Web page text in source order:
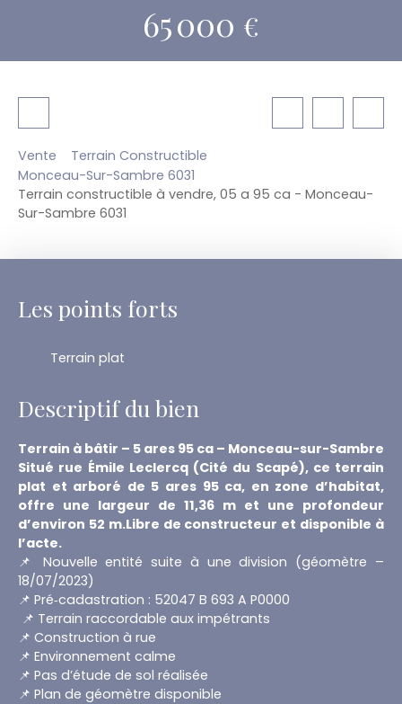
65 000 €
Vente
Terrain Constructible
Monceau-Sur-Sambre 6031
Terrain constructible à vendre, 05 a 95 ca - Monceau-
Sur-Sambre 6031
Les points forts
Terrain plat
Descriptif du bien
Terrain à bâtir – 5 ares 95 ca – Monceau-sur-Sambre
Situé rue Émile Leclercq (Cité du Scapé), ce terrain
plat et arboré de 5 ares 95 ca, en zone d’habitat,
offre une largeur de 11,36 m et une profondeur
d’environ 52 m.Libre de constructeur et disponible à
l’acte.
📌 Nouvelle entité suite à une division (géomètre –
18/07/2023)
📌 Pré‑cadastration : 52047 B 693 A P0000
📌 Terrain raccordable aux impétrants
📌 Construction à rue
📌 Environnement calme
📌 Pas d’étude de sol réalisée
📌 Plan de géomètre disponible